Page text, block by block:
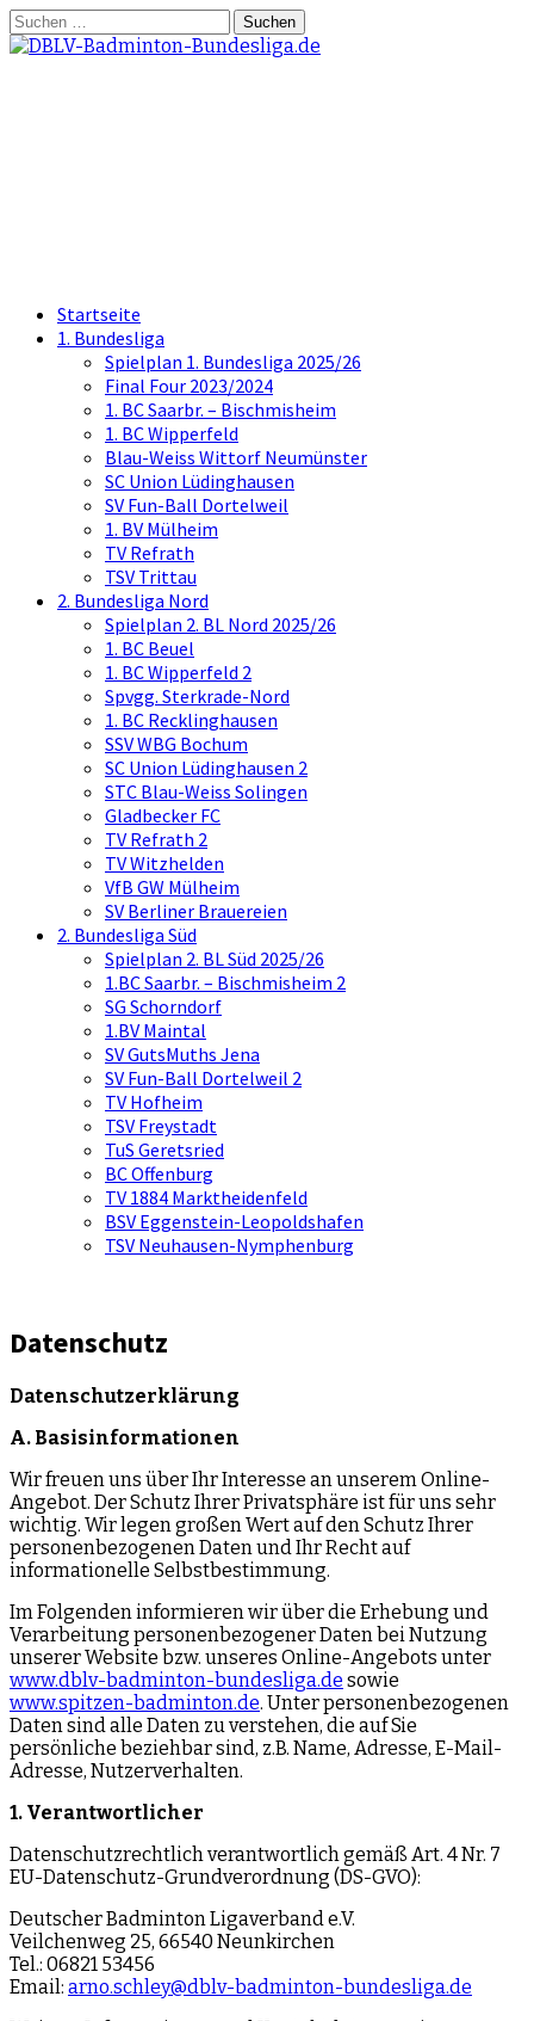
Springe
zum
Suchen
nach:
Startseite
1. Bundesliga
Spielplan 1. Bundesliga 2025/26
Final Four 2023/2024
1. BC Saarbr. – Bischmisheim
1. BC Wipperfeld
Blau-Weiss Wittorf Neumünster
SC Union Lüdinghausen
SV Fun-Ball Dortelweil
1. BV Mülheim
TV Refrath
TSV Trittau
2. Bundesliga Nord
Spielplan 2. BL Nord 2025/26
1. BC Beuel
1. BC Wipperfeld 2
Spvgg. Sterkrade-Nord
1. BC Recklinghausen
SSV WBG Bochum
SC Union Lüdinghausen 2
STC Blau-Weiss Solingen
Gladbecker FC
TV Refrath 2
TV Witzhelden
VfB GW Mülheim
SV Berliner Brauereien
2. Bundesliga Süd
Spielplan 2. BL Süd 2025/26
1.BC Saarbr. – Bischmisheim 2
SG Schorndorf
1.BV Maintal
SV GutsMuths Jena
SV Fun-Ball Dortelweil 2
TV Hofheim
TSV Freystadt
TuS Geretsried
BC Offenburg
TV 1884 Marktheidenfeld
BSV Eggenstein-Leopoldshafen
TSV Neuhausen-Nymphenburg
Datenschutz
Datenschutzerklärung
A. Basisinformationen
Wir freuen uns über Ihr Interesse an unserem Online-
Angebot. Der Schutz Ihrer Privatsphäre ist für uns sehr
wichtig. Wir legen großen Wert auf den Schutz Ihrer
personenbezogenen Daten und Ihr Recht auf
informationelle Selbstbestimmung.
Im Folgenden informieren wir über die Erhebung und
Verarbeitung personenbezogener Daten bei Nutzung
unserer Website bzw. unseres Online-Angebots unter
www.dblv-badminton-bundesliga.de sowie
www.spitzen-badminton.de. Unter personenbezogenen
Daten sind alle Daten zu verstehen, die auf Sie
persönliche beziehbar sind, z.B. Name, Adresse, E-Mail-
Adresse, Nutzerverhalten.
1. Verantwortlicher
Datenschutzrechtlich verantwortlich gemäß Art. 4 Nr. 7
EU-Datenschutz-Grundverordnung (DS-GVO):
Deutscher Badminton Ligaverband e.V.
Veilchenweg 25, 66540 Neunkirchen
Tel.: 06821 53456
Email: arno.schley@dblv-badminton-bundesliga.de